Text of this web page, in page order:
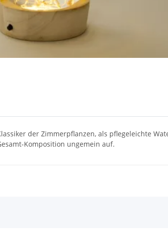
der Zimmerpflanzen, als pflegeleichte
Komposition ungemein auf.